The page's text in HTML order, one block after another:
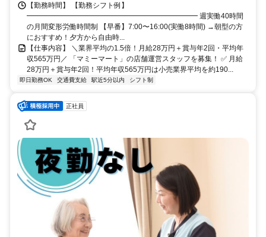
【勤務時間】 【勤務シフト例】
━━━━━━━━━━━━━━━━━━━━━━━━ 週実働40時間
の月間変形労働時間制 【早番】7:00〜16:00(実働8時間) →朝型の方
におすすめ！夕方から自由時...
【仕事内容】 ＼業界平均の1.5倍！月給28万円＋賞与年2回・平均年
収565万円／ 「マミーマート」の店舗運営スタッフを募集！ ✅ 月給
28万円＋賞与年2回！平均年収565万円は小売業界平均を約190...
即日勤務OK 交通費支給 駅近5分以内 シフト制
正社員